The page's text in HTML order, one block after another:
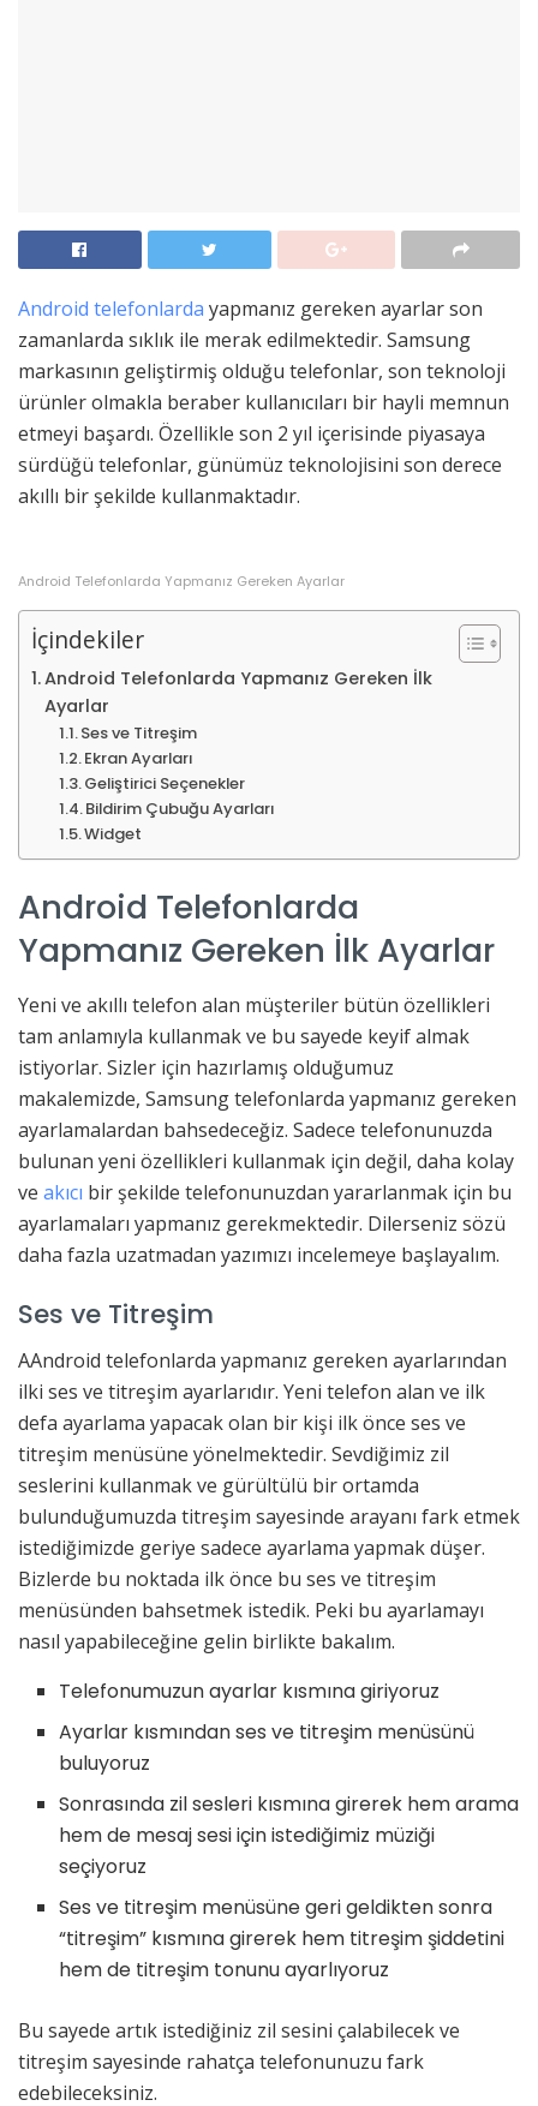
Android telefonlarda yapmanız gereken ayarlar son
zamanlarda sıklık ile merak edilmektedir. Samsung
markasının geliştirmiş olduğu telefonlar, son teknoloji
ürünler olmakla beraber kullanıcıları bir hayli memnun
etmeyi başardı. Özellikle son 2 yıl içerisinde piyasaya
sürdüğü telefonlar, günümüz teknolojisini son derece
akıllı bir şekilde kullanmaktadır.
Android Telefonlarda Yapmanız Gereken Ayarlar
İçindekiler
Android Telefonlarda Yapmanız Gereken İlk
Ayarlar
Ses ve Titreşim
Ekran Ayarları
Geliştirici Seçenekler
Bildirim Çubuğu Ayarları
Widget
Android Telefonlarda
Yapmanız Gereken İlk Ayarlar
Yeni ve akıllı telefon alan müşteriler bütün özellikleri
tam anlamıyla kullanmak ve bu sayede keyif almak
istiyorlar. Sizler için hazırlamış olduğumuz
makalemizde, Samsung telefonlarda yapmanız gereken
ayarlamalardan bahsedeceğiz. Sadece telefonunuzda
bulunan yeni özellikleri kullanmak için değil, daha kolay
ve akıcı bir şekilde telefonunuzdan yararlanmak için bu
ayarlamaları yapmanız gerekmektedir. Dilerseniz sözü
daha fazla uzatmadan yazımızı incelemeye başlayalım.
Ses ve Titreşim
AAndroid telefonlarda yapmanız gereken ayarlarından
ilki ses ve titreşim ayarlarıdır. Yeni telefon alan ve ilk
defa ayarlama yapacak olan bir kişi ilk önce ses ve
titreşim menüsüne yönelmektedir. Sevdiğimiz zil
seslerini kullanmak ve gürültülü bir ortamda
bulunduğumuzda titreşim sayesinde arayanı fark etmek
istediğimizde geriye sadece ayarlama yapmak düşer.
Bizlerde bu noktada ilk önce bu ses ve titreşim
menüsünden bahsetmek istedik. Peki bu ayarlamayı
nasıl yapabileceğine gelin birlikte bakalım.
Telefonumuzun ayarlar kısmına giriyoruz
Ayarlar kısmından ses ve titreşim menüsünü
buluyoruz
Sonrasında zil sesleri kısmına girerek hem arama
hem de mesaj sesi için istediğimiz müziği
seçiyoruz
Ses ve titreşim menüsüne geri geldikten sonra
“titreşim” kısmına girerek hem titreşim şiddetini
hem de titreşim tonunu ayarlıyoruz
Bu sayede artık istediğiniz zil sesini çalabilecek ve
titreşim sayesinde rahatça telefonunuzu fark
edebileceksiniz.